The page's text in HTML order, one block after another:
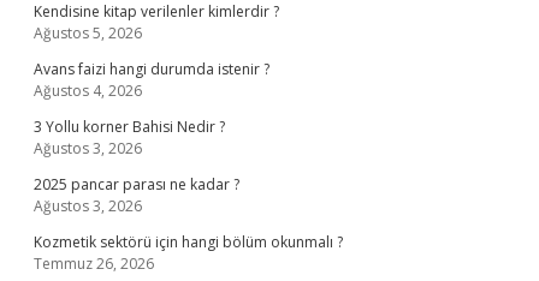
Kendisine kitap verilenler kimlerdir ?
Ağustos 5, 2026
Avans faizi hangi durumda istenir ?
Ağustos 4, 2026
3 Yollu korner Bahisi Nedir ?
Ağustos 3, 2026
2025 pancar parası ne kadar ?
Ağustos 3, 2026
Kozmetik sektörü için hangi bölüm okunmalı ?
Temmuz 26, 2026